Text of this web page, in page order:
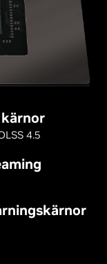
4.5